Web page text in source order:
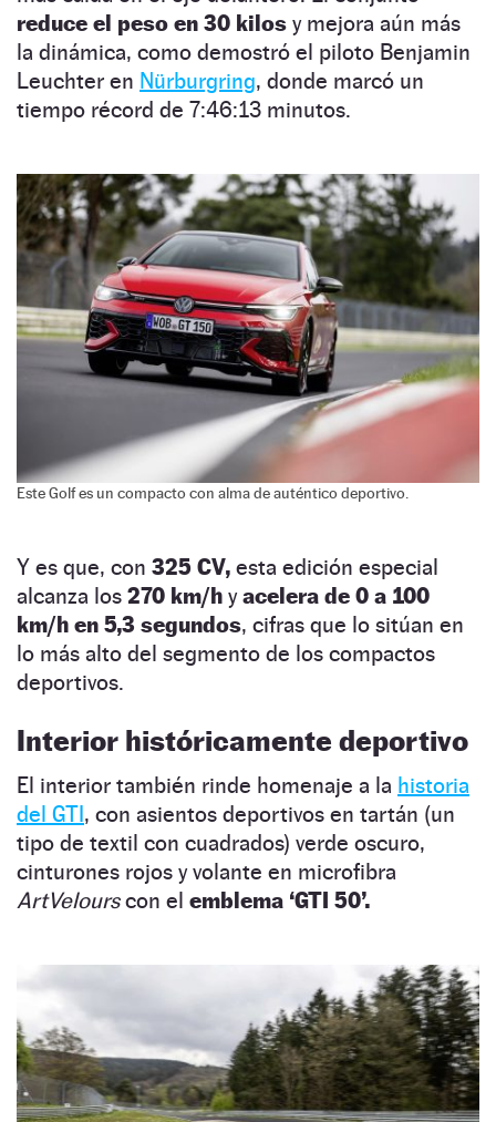
reduce el peso en 30 kilos y mejora aún más
la dinámica, como demostró el piloto Benjamin
Leuchter en Nürburgring, donde marcó un
tiempo récord de 7:46:13 minutos.
Este Golf es un compacto con alma de auténtico deportivo.
Y es que, con 325 CV, esta edición especial
alcanza los 270 km/h yacelera de 0 a 100
km/h en 5,3 segundos, cifras que lo sitúan en
lo más alto del segmento de los compactos
deportivos.
Interior históricamente deportivo
El interior también rinde homenaje a la historia
del GTI, con asientos deportivos en tartán (un
tipo de textil con cuadrados) verde oscuro,
cinturones rojos y volante en microfibra
ArtVelourscon el emblema ‘GTI 50’.